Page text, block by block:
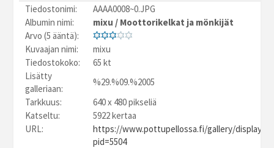
Tiedostonimi:
AAAA0008~0.JPG
Albumin nimi:
mixu / Moottorikelkat ja mönkijät
Arvo (5 ääntä):
Kuvaajan nimi:
mixu
Tiedostokoko:
65 kt
Lisätty
galleriaan:
%29.%09.%2005
Tarkkuus:
640 x 480 pikseliä
Katseltu:
5922 kertaa
URL:
https://www.pottupellossa.fi/gallery/
pid=5504